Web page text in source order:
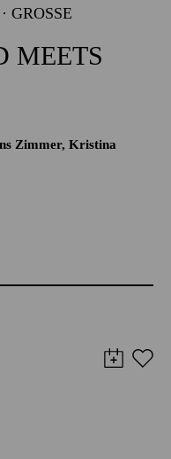
O
MEETS
Zimmer, Kristina